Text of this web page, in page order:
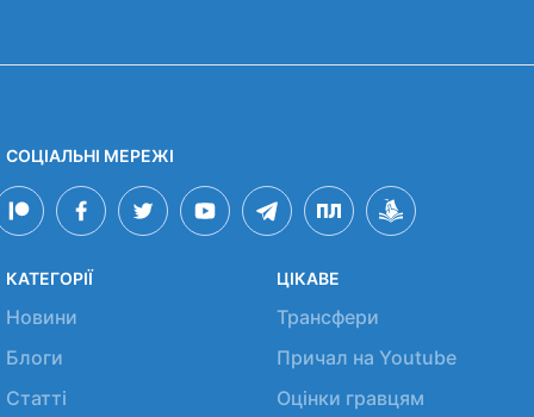
СОЦІАЛЬНІ МЕРЕЖІ
КАТЕГОРІЇ
Новини
Блоги
Статті
ЦІКАВЕ
Трансфери
Причал на Youtube
Оцінки гравцям